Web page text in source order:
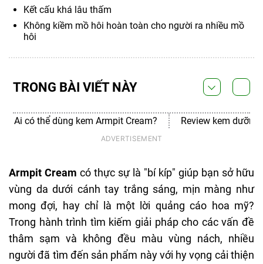
Kết cấu khá lâu thấm
Không kiềm mồ hôi hoàn toàn cho người ra nhiều mồ
hôi
Armpit Cream có thực sự là "bí kíp" giúp bạn sở hữu
vùng da dưới cánh tay trắng sáng, mịn màng như
mong đợi, hay chỉ là một lời quảng cáo hoa mỹ?
Trong hành trình tìm kiếm giải pháp cho các vấn đề
thâm sạm và không đều màu vùng nách, nhiều
người đã tìm đến sản phẩm này với hy vọng cải thiện
TRONG BÀI VIẾT NÀY
Ai có thể dùng kem Armpit Cream? Review kem